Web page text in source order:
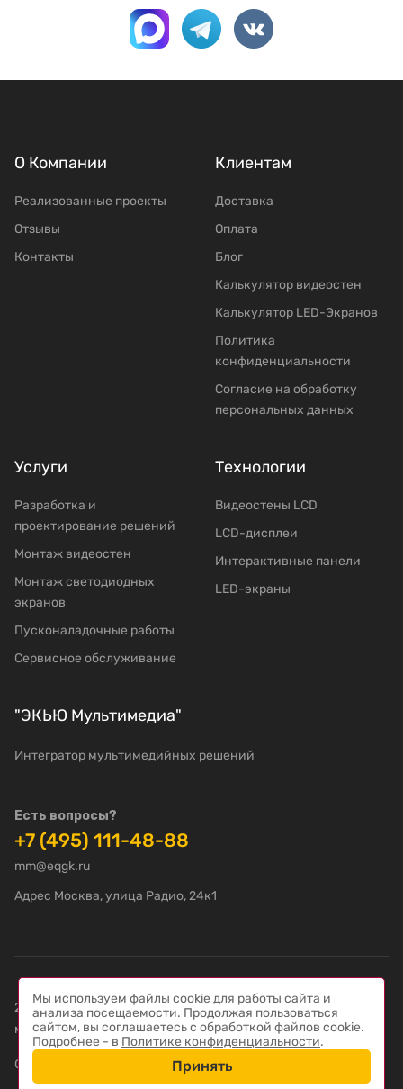
О Компании
Реализованные проекты
Отзывы
Контакты
Клиентам
Доставка
Оплата
Блог
Калькулятор видеостен
Калькулятор LED-Экранов
Политика
конфиденциальности
Согласие на обработку
персональных данных
Услуги
Разработка и
проектирование решений
Mонтаж видеостен
Moнтаж светодиодных
экранов
Пусконаладочные работы
Сервисное обслуживание
Технологии
Видеостены LCD
LCD-дисплеи
Интерактивные панели
LED-экраны
"ЭКЬЮ Мультимедиа"
Интегратор мультимедийных решений
Есть вопросы?
+7 (495) 111-48-88
mm@eqgk.ru
Адрес Москва, улица Радио, 24к1
2022-2026 © "ЭКЬЮ Мультимедиа" – Интегратор
мультимедийных решений
Создание сайта — компания «Пиксель Плюс
Мы используем файлы cookie для работы сайта и
анализа посещаемости. Продолжая пользоваться
сайтом, вы соглашаетесь с обработкой файлов cookie.
Подробнее - в Политике конфиденциальности.
Принять